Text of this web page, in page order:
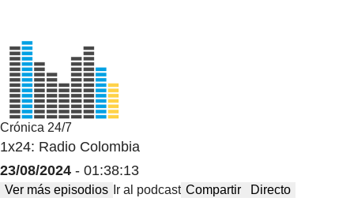
Crónica 24/7
1x24: Radio Colombia
23/08/2024 - 01:38:13
Ver más episodios Ir al podcast Compartir Directo